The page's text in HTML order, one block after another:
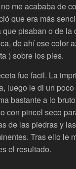
me acababa de
que era más
que pisaban o de la
de ahí ese color
) sobre los pies.
fue facil. La
luego le di un
bastante a lo
con pincel seco
de las piedras y
Tras ello le
el resultado.